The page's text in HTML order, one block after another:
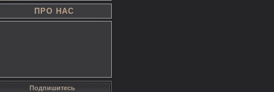
ПРО НАС
Подпишитесь